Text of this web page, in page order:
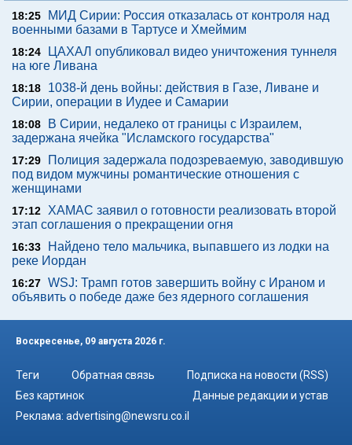
18:25
МИД Сирии: Россия отказалась от контроля над
военными базами в Тартусе и Хмеймим
18:24
ЦАХАЛ опубликовал видео уничтожения туннеля
на юге Ливана
18:18
1038-й день войны: действия в Газе, Ливане и
Сирии, операции в Иудее и Самарии
18:08
В Сирии, недалеко от границы с Израилем,
задержана ячейка "Исламского государства"
17:29
Полиция задержала подозреваемую, заводившую
под видом мужчины романтические отношения с
женщинами
17:12
ХАМАС заявил о готовности реализовать второй
этап соглашения о прекращении огня
16:33
Найдено тело мальчика, выпавшего из лодки на
реке Иордан
16:27 WSJ: Трамп готов завершить войну с Ираном и
объявить о победе даже без ядерного соглашения
Воскресенье, 09 августа 2026 г.
Теги Обратная связь
Подписка на новости (RSS)
Без картинок
Данные редакции и устав
Реклама: advertising@newsru.co.il